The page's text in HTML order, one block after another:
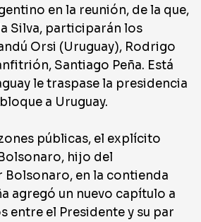
en la reunión, de la que,
Silva, participarán los
Orsi (Uruguay), Rodrigo
Santiago Peña. Está
le traspase la presidencia
a Uruguay.
públicas, el explícito
hijo del
en la contienda
agregó un nuevo capítulo a
entre el Presidente y su par